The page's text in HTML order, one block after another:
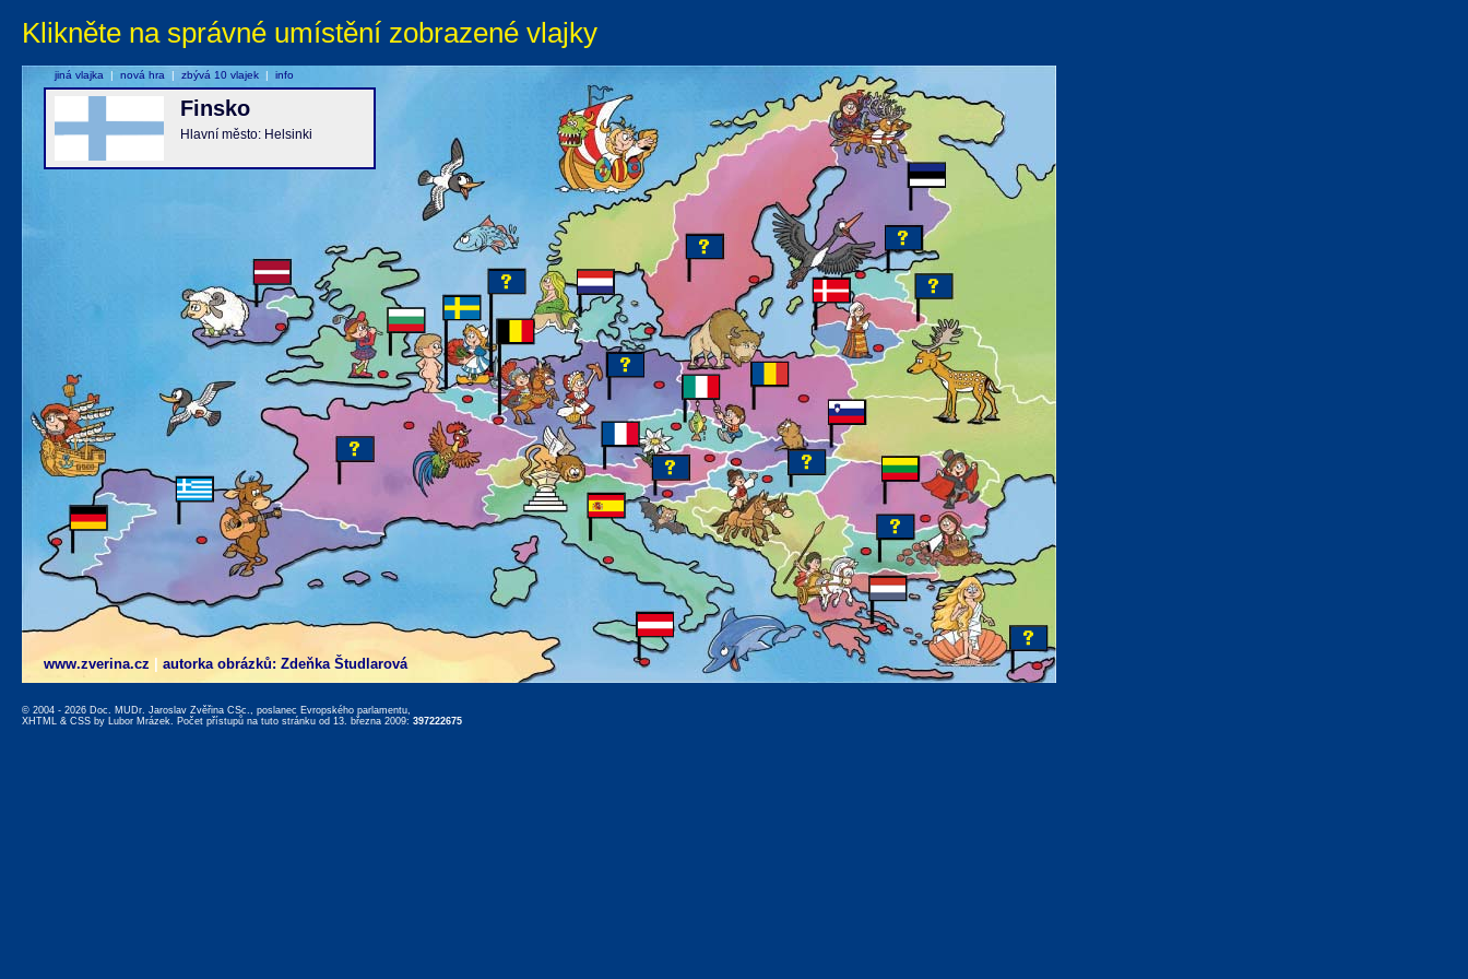
Klikněte na správné umístění zobrazené vlajky
www.zverina.cz autorka obrázků: Zdeňka Študlarová
Finsko
Hlavní město: Helsinki
jiná vlajka | nová hra | zbývá 10 vlajek | info
© 2004 - 2026 Doc. MUDr. Jaroslav Zvěřina CSc., poslanec Evropského parlamentu,
XHTML & CSS by Lubor Mrázek. Počet přístupů na tuto stránku od 13. března 2009: 397222675